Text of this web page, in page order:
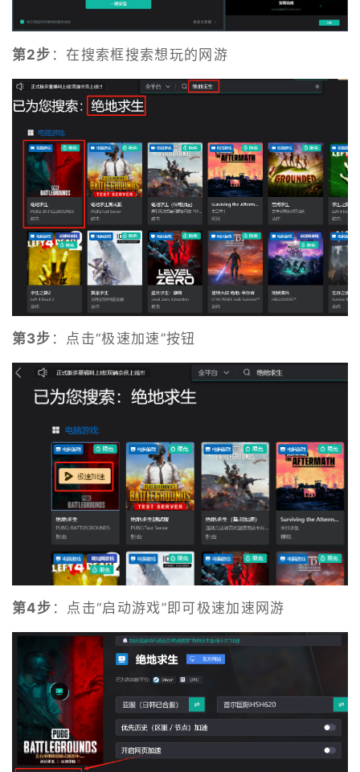
第2步 ：在搜索框搜索想玩的网游
第3步 ：点击“极速加速”按钮
第4步 ：点击“启动游戏”即可极速加速网游